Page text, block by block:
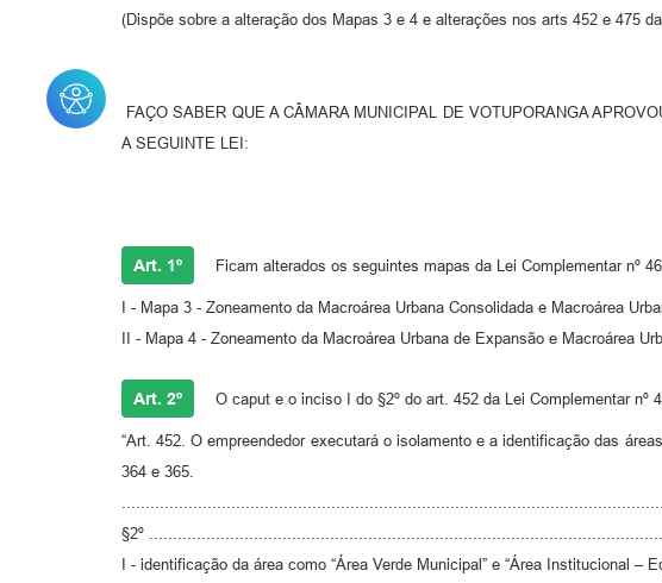
(Dispõe sobre a alteração dos Mapas 3 e 4 e alterações nos arts 452 e 475
FAÇO SABER QUE A CÂMARA MUNICIPAL DE VOTUPORANGA
A SEGUINTE LEI:
Art. 1º Ficam alterados os seguintes mapas da Lei Complementar nº
I - Mapa 3 - Zoneamento da Macroárea Urbana Consolidada e Macroárea
II - Mapa 4 - Zoneamento da Macroárea Urbana de Expansão e Macroárea
Art. 2º O caput e o inciso I do §2º do art. 452 da Lei Complementar nº
“Art. 452. O empreendedor executará o isolamento e a identificação das
364 e 365.
§2º
I - identificação da área como “Área Verde Municipal” e “Área Institucional –